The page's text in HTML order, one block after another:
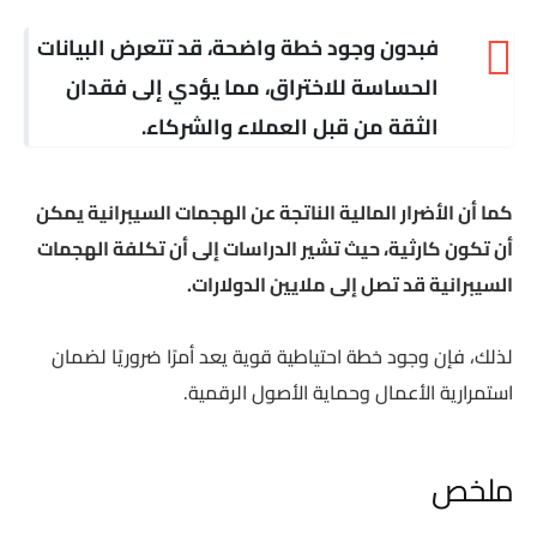
فبدون وجود خطة واضحة، قد تتعرض البيانات
الحساسة للاختراق، مما يؤدي إلى فقدان
الثقة من قبل العملاء والشركاء.
كما أن الأضرار المالية الناتجة عن الهجمات السيبرانية يمكن
أن تكون كارثية، حيث تشير الدراسات إلى أن تكلفة الهجمات
السيبرانية قد تصل إلى ملايين الدولارات.
لذلك، فإن وجود خطة احتياطية قوية يعد أمرًا ضروريًا لضمان
استمرارية الأعمال وحماية الأصول الرقمية.
ملخص